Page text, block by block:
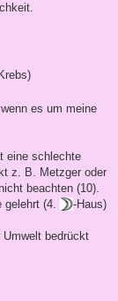
es um meine
eine schlechte
z. B. Metzger oder
beachten (10).
gelehrt (4.
-Haus)
bedrückt